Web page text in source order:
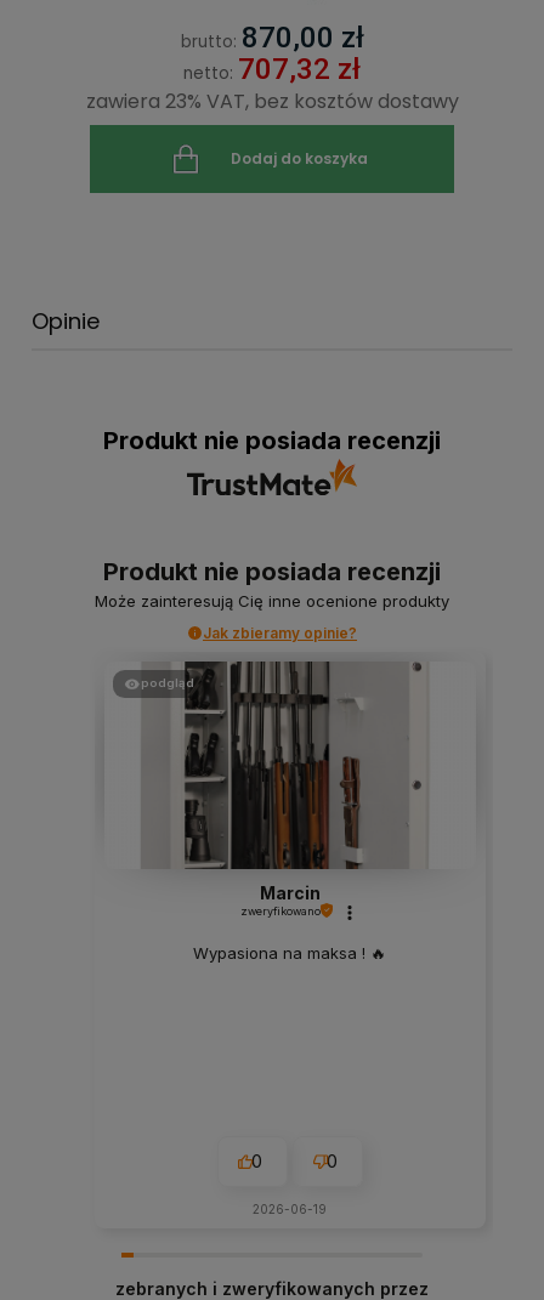
brutto: 870,00 zł
netto: 707,32 zł
zawiera 23% VAT, bez kosztów dostawy
Dodaj do koszyka
Opinie
Produkt nie posiada recenzji
Produkt nie posiada recenzji
Może zainteresują Cię inne ocenione produkty
Jak zbieramy opinie?
podgląd
Marcin
zweryfikowano
Wypasiona na maksa ! 🔥
0 0
2026-06-19
zebranych i zweryfikowanych przez